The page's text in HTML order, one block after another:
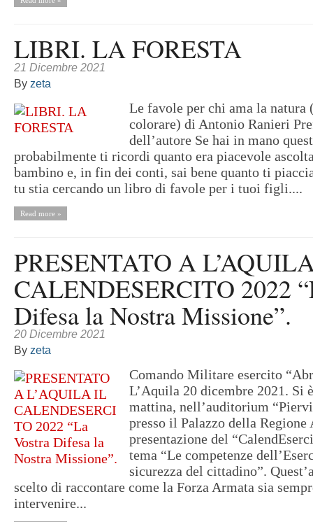
LIBRI. LA FORESTA
21 Dicembre 2021
By zeta
Le favole per chi ama la natura
colorare) di Antonio Ranieri
dell’autore Se hai in mano
probabilmente ti ricordi quanto era piacevole
bambino e, in fin dei conti, sai bene quanto ti
tu stia cercando un libro di favole per i tuoi figli....
Read more »
PRESENTATO A
CALENDESERCITO 2022
Difesa la Nostra Missione”.
20 Dicembre 2021
By zeta
Comando Militare esercito
L’Aquila 20 dicembre 2021. Si
mattina, nell’auditorium
presso il Palazzo della Regione
presentazione del
tema “Le competenze
sicurezza del cittadino”.
scelto di raccontare come la Forza Armata sia
intervenire...